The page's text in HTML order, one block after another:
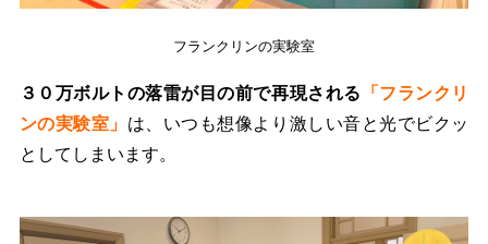
フランクリンの実験室
３０万ボルトの落雷が目の前で再現される 「フランクリ
ンの実験室」 は、いつも想像より激しい音と光でビクッ
としてしまいます。